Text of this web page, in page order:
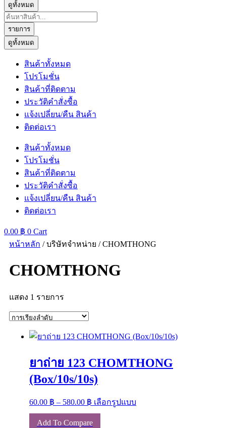
ดูทั้งหมด
Search
...
รายการ
ดูทั้งหมด
สินค้าทั้งหมด
โปรโมชั่น
สินค้าที่ติดตาม
ประวัติคำสั่งซื้อ
แจ้งเปลี่ยน/คืน สินค้า
ติดต่อเรา
สินค้าทั้งหมด
โปรโมชั่น
สินค้าที่ติดตาม
ประวัติคำสั่งซื้อ
แจ้งเปลี่ยน/คืน สินค้า
ติดต่อเรา
0.00 ฿ 0 Cart
หน้าหลัก / บริษัทจำหน่าย / CHOMTHONG
CHOMTHONG
แสดง 1 รายการ
ยาถ่าย 123 CHOMTHONG
(Box/10s/10s)
60.00 ฿ – 580.00 ฿ Price
60.00 ฿
เลือกรูปแบบ
Add To Compare